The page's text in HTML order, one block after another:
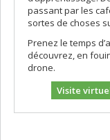
passant par les
sortes de choses
Prenez le temps
découvrez, en
drone.
Visite